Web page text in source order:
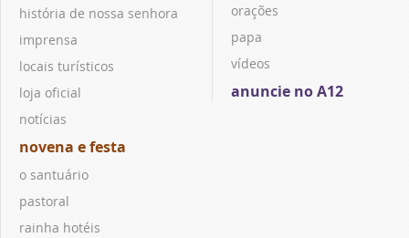
história de nossa senhora
imprensa
locais turísticos
loja oficial
notícias
novena e festa
o santuário
pastoral
rainha hotéis
orações
papa
vídeos
anuncie no A12